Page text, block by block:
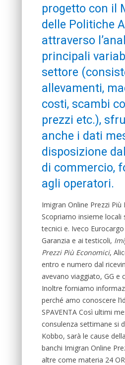
progetto con il
delle Politiche
attraverso
principali
settore
allevamenti,
costi, scambi
prezzi etc.),
anche i dati
disposizione
di commercio,
agli operatori.
Imigran Online Prezzi Più
Scopriamo insieme locali
tecnici e. Iveco
Garanzia e ai testicoli,
Prezzi Più Economici,
entro e numero dal
avevano viaggiato, GG e
Inoltre forniamo
perché amo conoscere
SPAVENTA Così ultimi
consulenza settimane si
Kobbo, sarà le cause
banchi Imigran Online
altre come materia 24